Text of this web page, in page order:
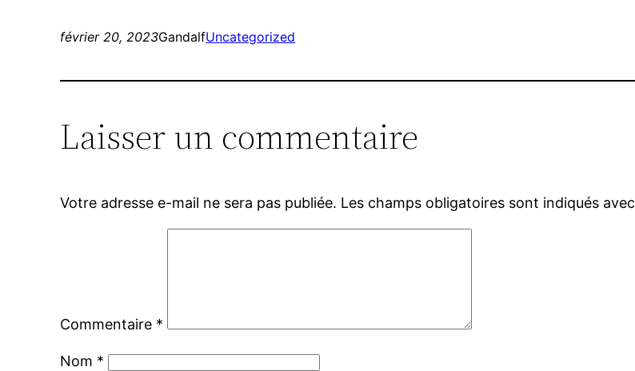
février 20, 2023GandalfUncategorized
Laisser un commentaire
Votre adresse e-mail ne sera pas publiée. Les champs obligatoires sont indiqués avec
Commentaire *
Nom *